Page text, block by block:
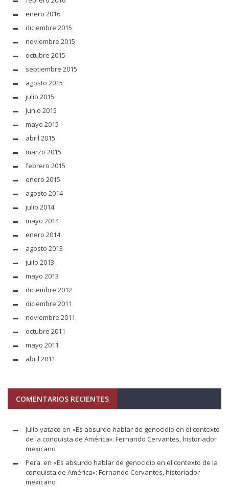
enero 2016
diciembre 2015
noviembre 2015
octubre 2015
septiembre 2015
agosto 2015
julio 2015
junio 2015
mayo 2015
abril 2015
marzo 2015
febrero 2015
enero 2015
agosto 2014
julio 2014
mayo 2014
enero 2014
agosto 2013
julio 2013
mayo 2013
diciembre 2012
diciembre 2011
noviembre 2011
octubre 2011
mayo 2011
abril 2011
COMENTARIOS RECIENTES
Julio yataco en «Es absurdo hablar de genocidio en el contexto
de la conquista de América»: Fernando Cervantes, historiador
mexicano
Pera. en «Es absurdo hablar de genocidio en el contexto de la
conquista de América»: Fernando Cervantes, historiador
mexicano